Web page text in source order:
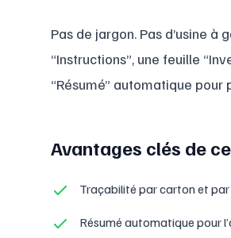
Pas de jargon. Pas d’usine à
“Instructions”, une feuille
“Résumé” automatique
Avantages clés de
Traçabilité par carton et par
Résumé automatique pour